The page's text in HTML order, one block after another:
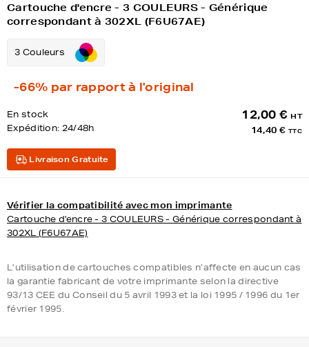
Cartouche d'encre - 3 COULEURS - Générique
correspondant à 302XL (F6U67AE)
3 Couleurs
-66% par rapport à l'original
En stock
Expédition: 24/48h
12,00 € HT
14,40 € TTC
Livraison Gratuite
Vérifier la compatibilité avec mon imprimante
Cartouche d'encre - 3 COULEURS - Générique correspondant à
302XL (F6U67AE)
L’utilisation de cartouches compatibles n’affecte en aucun cas
la garantie fabricant de votre imprimante selon la directive
93/13 CEE du Conseil du 5 avril 1993 et la loi 1995 / 1996 du 1er
février 1995.